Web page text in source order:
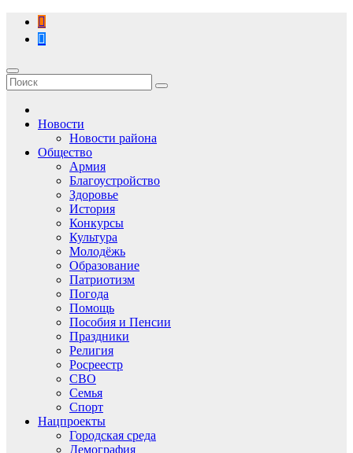
Перейти
содержимому
Новости
Новости района
Общество
Армия
Благоустройство
Здоровье
История
Конкурсы
Культура
Молодёжь
Образование
Патриотизм
Погода
Помощь
Пособия и Пенсии
Праздники
Религия
Росреестр
СВО
Семья
Спорт
Нацпроекты
Городская среда
Демография